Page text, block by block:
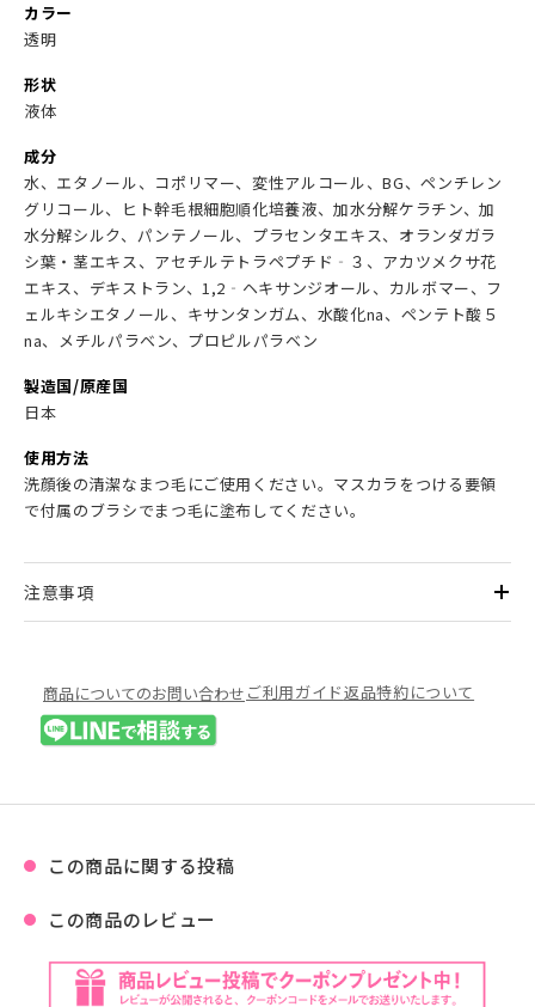
カラー
透明
形状
液体
成分
水、エタノール、コポリマー、変性アルコール、BG、ペンチレン
グリコール、ヒト幹毛根細胞順化培養液、加水分解ケラチン、加
水分解シルク、パンテノール、プラセンタエキス、オランダガラ
シ葉・茎エキス、アセチルテトラペプチド‐３、アカツメクサ花
エキス、デキストラン、1,2‐ヘキサンジオール、カルボマー、フ
ェルキシエタノール、キサンタンガム、水酸化na、ペンテト酸５
na、メチルパラベン、プロピルパラベン
製造国/原産国
日本
使用方法
洗顔後の清潔なまつ毛にご使用ください。マスカラをつける要領
で付属のブラシでまつ毛に塗布してください。
注意事項
商品についてのお問い合わせ ご利用ガイド返品特約について
この商品に関する投稿
この商品のレビュー